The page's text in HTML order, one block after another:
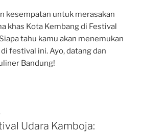
kesempatan untuk merasakan
khas Kota Kembang di Festival
tahu kamu akan menemukan
festival ini. Ayo, datang dan
Bandung!
Udara Kamboja: